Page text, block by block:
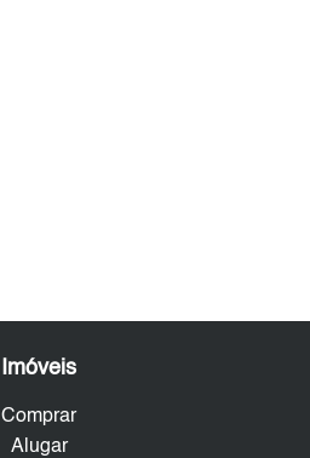
Imóveis
Comprar
Alugar